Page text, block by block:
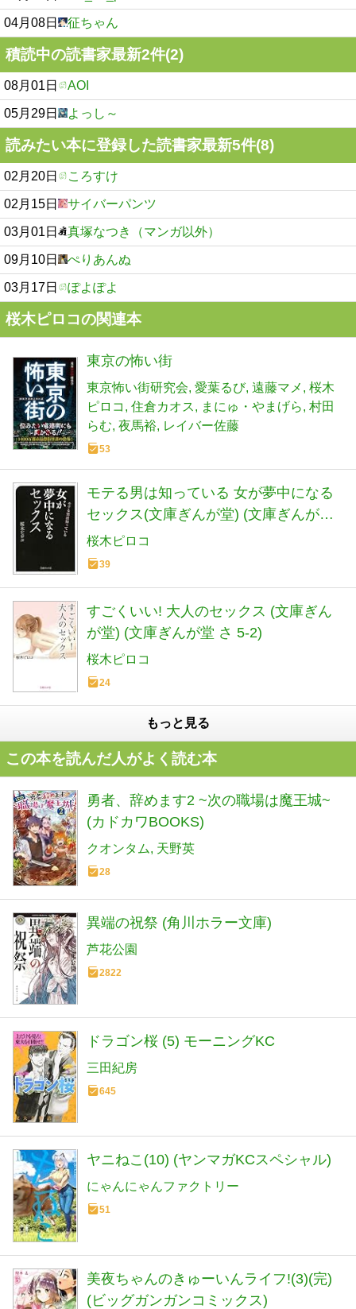
04月08日 征ちゃん
積読中の読書家最新2件(2)
08月01日 AOI
05月29日 よっし～
読みたい本に登録した読書家最新5件(8)
02月20日 ころすけ
02月15日 サイバーパンツ
03月01日 真塚なつき（マンガ以外）
09月10日 ぺりあんぬ
03月17日 ぽよぽよ
桜木ピロコの関連本
東京の怖い街
東京怖い街研究会 愛葉るび 遠藤マメ
桜木
ピロコ
住倉カオス まにゅ・やまげら 村田
らむ 夜馬裕 レイバー佐藤
53
モテる男は知っている 女が夢中になる
セックス(文庫ぎんが堂) (文庫ぎんが堂
さ 5-1)
桜木ピロコ
39
すごくいい! 大人のセックス (文庫ぎん
が堂) (文庫ぎんが堂 さ 5-2)
桜木ピロコ
24
もっと見る
この本を読んだ人がよく読む本
勇者、辞めます2 ~次の職場は魔王城~
(カドカワBOOKS)
クオンタム 天野英
28
異端の祝祭 (角川ホラー文庫)
芦花公園
2822
ドラゴン桜 (5) モーニングKC
三田紀房
645
ヤニねこ(10) (ヤンマガKCスペシャル)
にゃんにゃんファクトリー
51
美夜ちゃんのきゅーいんライフ!(3)(完)
(ビッグガンガンコミックス)